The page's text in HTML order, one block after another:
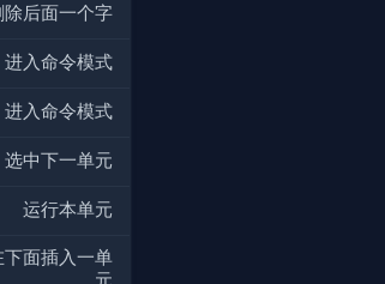
除后面一个字
进入命令模式
进入命令模式
中下一单元
运行本单元
面插入一单